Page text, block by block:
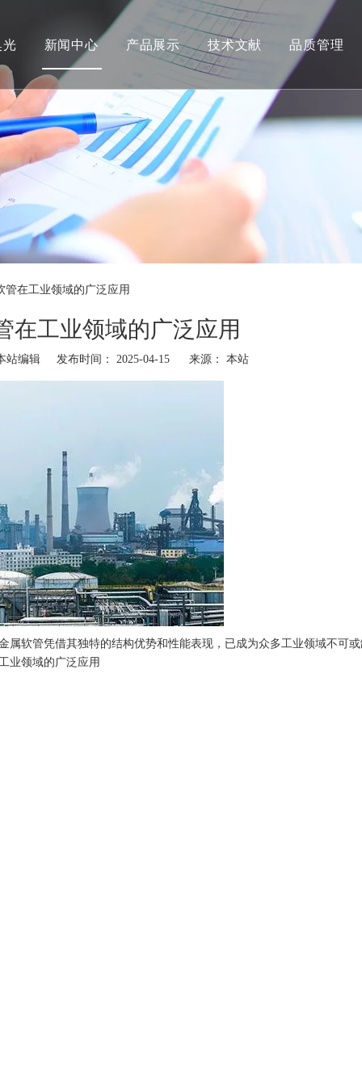
新闻中心 产品展示 技术文献 品质管理
管在工业领域的广泛应用
在工业领域的广泛应用
编辑 发布时间： 2025-04-15 来源： 本站
软管凭借其独特的结构优势和性能表现，已成为众多工业领域不可
业领域的广泛应用